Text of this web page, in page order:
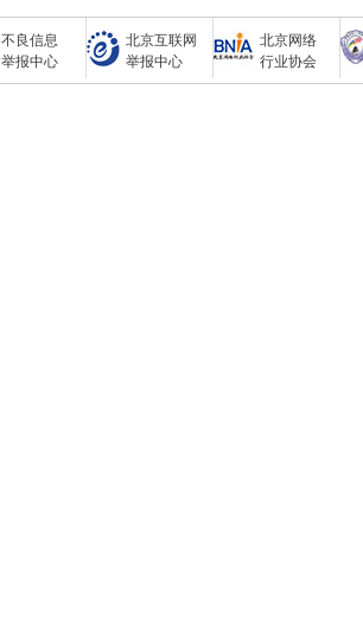
不良信息
举报中心
北京互联网
举报中心
北京网络
行业协会